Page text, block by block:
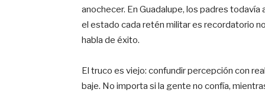
anochecer. En Guadalupe, los padres todavía
el estado cada retén militar es recordatorio
habla de éxito.
El truco es viejo: confundir percepción con
baje. No importa si la gente no confía,